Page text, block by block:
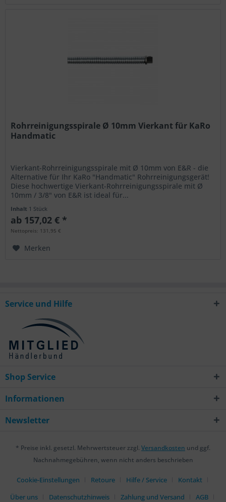
Rohrreinigungsspirale Ø 10mm Vierkant für KaRo
Handmatic
Vierkant-Rohrreinigungsspirale mit Ø 10mm von E&R - die
Alternative für Ihr KaRo "Handmatic" Rohrreinigungsgerät!
Diese hochwertige Vierkant-Rohrreinigungsspirale mit Ø
10mm / 3/8" von E&R ist ideal für...
Inhalt 1 Stück
ab 157,02 € *
Nettopreis: 131,95 €
Merken
Service und Hilfe
Shop Service
Informationen
Newsletter
* Preise inkl. gesetzl. Mehrwertsteuer zzgl. Versandkosten und ggf.
Nachnahmegebühren, wenn nicht anders beschrieben
Cookie-Einstellungen Retoure Hilfe / Service
Kontakt
Über uns
Datenschutzhinweis Zahlung und Versand AGB